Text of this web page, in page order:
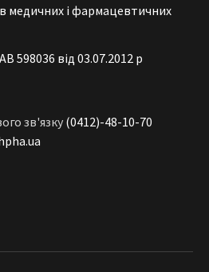
медичних і фармацевтичних
598036 від 03.07.2012 р
зв'язку (0412)-48-10-70